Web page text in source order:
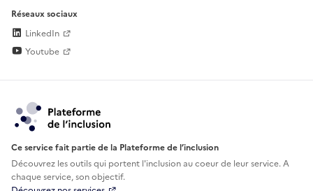
Réseaux sociaux
LinkedIn
Youtube
Ce service fait partie de la Plateforme de l’inclusion
Découvrez les outils qui portent l'inclusion aucoeur de leur service. A
chaque service, son objectif.